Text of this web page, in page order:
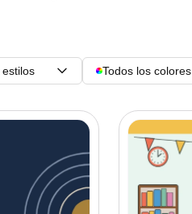
estilos Todos los colores